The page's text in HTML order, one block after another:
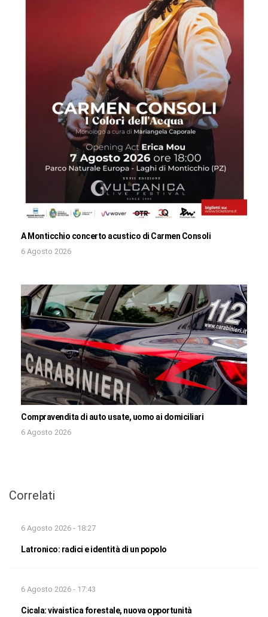
A Monticchio concerto acustico di Carmen Consoli
6 Agosto 2026
Compravendita di auto usate, uomo ai domiciliari
6 Agosto 2026
Correlati
6 Agosto 2026 - 18:27
Latronico: radici e identità di un popolo
6 Agosto 2026 - 17:43
Cicala: vivaistica forestale, nuova opportunità